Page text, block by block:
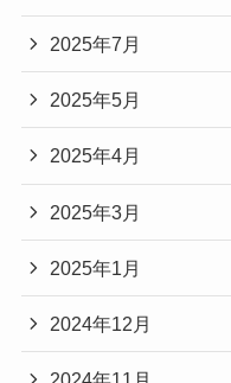
2025年7月
2025年5月
2025年4月
2025年3月
2025年1月
2024年12月